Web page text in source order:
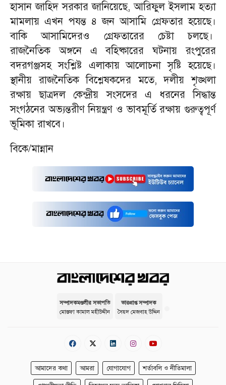
হাসান জাহিদ সরকার জানিয়েছে, আরিফুল ইসলাম হত্যা
মামলায় এখন পযন্ত ৪ জন আসামি গ্রেফতার হয়েছে।
বাকি আসামিদেরও গ্রেফতারের চেষ্টা চলছে।
রাজনৈতিক অঙ্গনে এ বহিষ্কারের ঘটনায় রংপুরের
বদরগঞ্জসহ সংশ্লিষ্ট এলাকায় আলোচনা সৃষ্টি হয়েছে।
স্থানীয় রাজনৈতিক বিশ্লেষকদের মতে, দলীয় শৃঙ্খলা
রক্ষায় ছাত্রদল কেন্দ্রীয় সংসদের এ ধরনের সিদ্ধান্ত
সংগঠনের অভ্যন্তরীণ নিয়ন্ত্রণ ও ভাবমূর্তি রক্ষায় গুরুত্বপূর্ণ
ভূমিকা রাখবে।
বিকে/মান্নান
সম্পাদকমণ্ডলীর সভাপতি
মোস্তফা কামাল মহীউদ্দীন
ভারপ্রাপ্ত সম্পাদক
সৈয়দ মেজবাহ উদ্দিন
আমাদের কথা আমরা যোগাযোগ শর্তাবলি ও নীতিমালা